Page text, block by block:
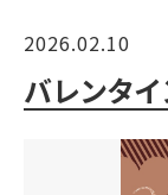
2026.02.10
バレンタ